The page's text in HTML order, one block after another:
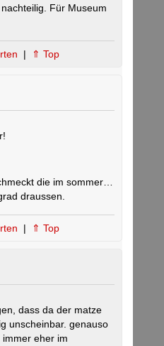
Für Museum
| ⇑ Top
die im sommer…
draussen.
| ⇑ Top
dass da der matze
unscheinbar. genauso
eher im